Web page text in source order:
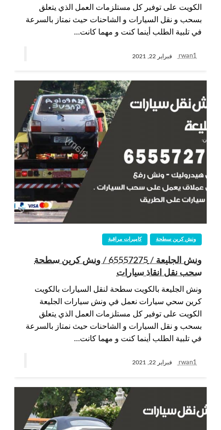
الكويت على توفير كل مستلزمات العمل الذي يتعلق
بسحب و نقل السيارات و الشاحنات حيث نمتاز بالسرعة
في تلبية الطلب أينما كنت و مهما كانت…
rwan1 فبراير 22, 2021
كاميرات مراقبة ونش كرين سطحة
ونش الجليعة / 65557275 / ونش كرين سطحة
سحب نقل انقاذ سيارات
ونش الجليعة بالكويت سطحة لنقل السيارات بالكويت
كرين سحي سيارات نعمل في ونش سيارات الجليعة
الكويت على توفير كل مستلزمات العمل الذي يتعلق
بسحب و نقل السيارات و الشاحنات حيث نمتاز بالسرعة
في تلبية الطلب أينما كنت و مهما كانت…
rwan1 فبراير 22, 2021